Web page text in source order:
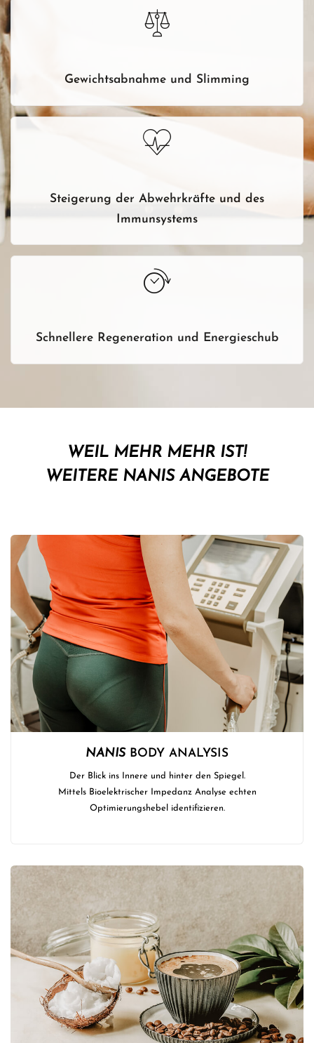
Gewichtsabnahme und Slimming
Steigerung der Abwehrkräfte und des
Immunsystems
Schnellere Regeneration und Energieschub
WEIL MEHR MEHR IST!
WEITERE NANIS ANGEBOTE
NANIS BODY ANALYSIS
Der Blick ins Innere und hinter den Spiegel.
Mittels Bioelektrischer Impedanz Analyse echten
Optimierungshebel identifizieren.